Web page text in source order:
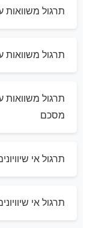
תרגול משוואות
תרגול משוואות
מסכם
תרגול אי
תרגול אי